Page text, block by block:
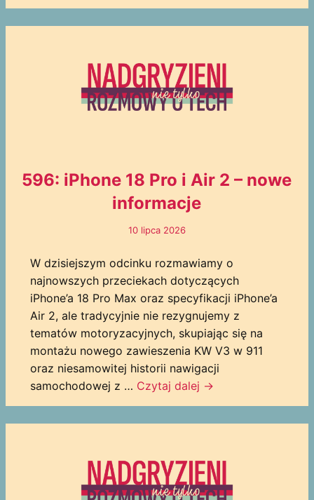
596: iPhone 18 Pro i Air 2 – nowe
informacje
10 lipca 2026
W dzisiejszym odcinku rozmawiamy o
najnowszych przeciekach dotyczących
iPhone’a 18 Pro Max oraz specyfikacji iPhone’a
Air 2, ale tradycyjnie nie rezygnujemy z
tematów motoryzacyjnych, skupiając się na
montażu nowego zawieszenia KW V3 w 911
oraz niesamowitej historii nawigacji
samochodowej z … Czytaj dalej →